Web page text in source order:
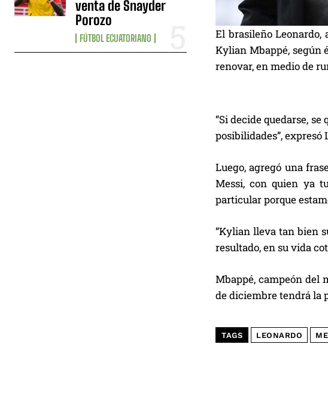
venta de Snayder
Porozo
FÚTBOL ECUATORIANO
El brasileño Leonardo,
Kylian Mbappé, según
renovar, en medio de
“Si decide quedarse,
posibilidades”,
Luego, agregó una
Messi, con quien ya
particular porque
“Kylian lleva tan bien
resultado, en su vida
Mbappé, campeón del
de diciembre tendrá la
TAGS LEONARDO